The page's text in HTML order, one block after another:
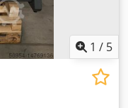
1 / 5